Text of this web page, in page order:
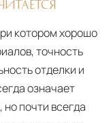
котором хорошо
точность
отделки и
означает
почти всегда